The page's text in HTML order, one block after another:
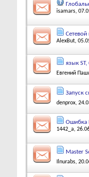
isamars,
Сетевой
AlexBut,
язык
Евгений
Запуск
denprox,
Ошибка
1442_a,
Master
Ilnurabs,